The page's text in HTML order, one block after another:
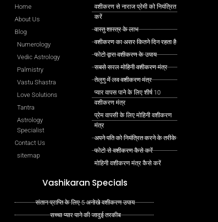
Home
About Us
Blog
Numerology
Vedic Astrology
Palmistry
Vastu Shastra
Love Solutions
Tantra
Astrology
Specialist
Contact Us
sitemap
वशीकरण से नाराज प्रेमी को नियंत्रित
करें
वास्तु शास्त्र के लाभ
वशीकरण का असर कितने दिन रहता है
फोटो द्वारा वशीकरण के उपाय
सबसे सरल मोहिनी वशीकरण मंत्र
तेलुगु में लव वशीकरण मंत्र
प्यार वापस पाने के लिए शीर्ष 10
वशीकरण मंत्र
प्रेम वापसी के लिए मोहिनी वशीकरण
मंत्र
अपने पति को नियंत्रित करने के तरीके
फोटो से वशीकरण कैसे करें
मोहिनी वशीकरण मंत्र कैसे करें
Vashikaran Specials
संतान प्राप्ति के लिए 5 अनोखे वशीकरण उपाय
सच्चा प्यार पाने की जादुई तरकीब